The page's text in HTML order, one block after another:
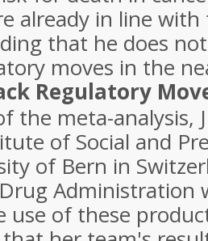
already in line
that he does
moves in the
Regulatory
the meta-analysis,
of Social and
of Bern in
Administration
use of these